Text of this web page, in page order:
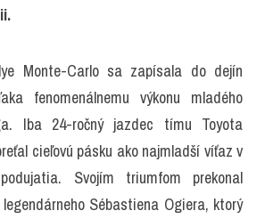
Monte-Carlo sa zapísala do dejín
fenomenálnemu výkonu mladého
Iba 24-ročný jazdec tímu Toyota
cieľovú pásku ako najmladší víťaz v
Svojím triumfom prekonal
Sébastiena Ogiera, ktorý